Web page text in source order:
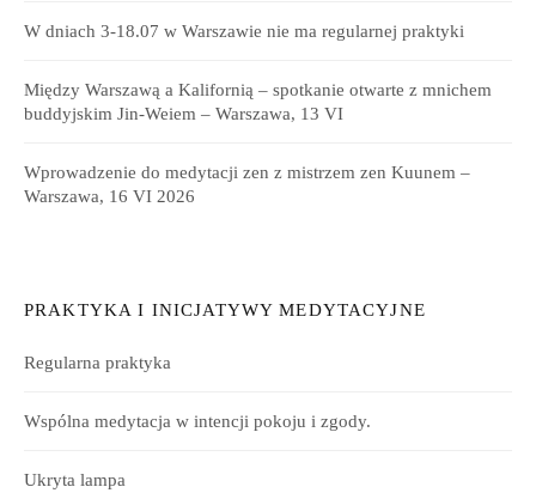
W dniach 3-18.07 w Warszawie nie ma regularnej praktyki
Między Warszawą a Kalifornią – spotkanie otwarte z mnichem
buddyjskim Jin-Weiem – Warszawa, 13 VI
Wprowadzenie do medytacji zen z mistrzem zen Kuunem –
Warszawa, 16 VI 2026
PRAKTYKA I INICJATYWY MEDYTACYJNE
Regularna praktyka
Wspólna medytacja w intencji pokoju i zgody.
Ukryta lampa